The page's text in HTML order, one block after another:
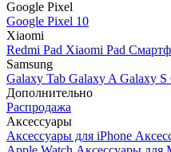
Google Pixel
Google Pixel 10
Xiaomi
Redmi Pad Xiaomi Pad
Samsung
Galaxy Tab Galaxy A Galaxy S
Дополнительно
Распродажа
Аксессуары
Аксессуары для iPhone